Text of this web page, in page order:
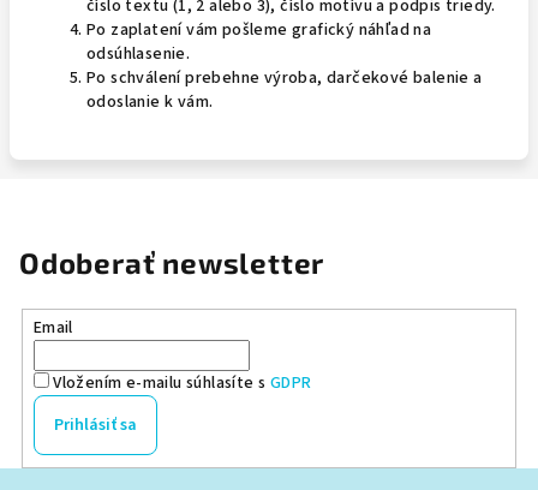
číslo textu (1, 2 alebo 3), číslo motívu a podpis triedy.
Po zaplatení vám pošleme grafický náhľad na
odsúhlasenie.
Po schválení prebehne výroba, darčekové balenie a
odoslanie k vám.
Odoberať newsletter
Email
Vložením e-mailu súhlasíte s GDPR
Prihlásiť sa